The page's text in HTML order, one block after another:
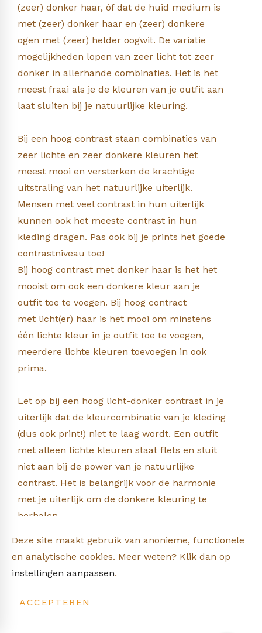
(zeer) donker haar, óf dat de huid medium is
met (zeer) donker haar en (zeer) donkere
ogen met (zeer) helder oogwit. De variatie
mogelijkheden lopen van zeer licht tot zeer
donker in allerhande combinaties. Het is het
meest fraai als je de kleuren van je outfit aan
laat sluiten bij je natuurlijke kleuring.
Bij een hoog contrast staan combinaties van
zeer lichte en zeer donkere kleuren het
meest mooi en versterken de krachtige
uitstraling van het natuurlijke uiterlijk.
Mensen met veel contrast in hun uiterlijk
kunnen ook het meeste contrast in hun
kleding dragen. Pas ook bij je prints het goede
contrastniveau toe!
Bij hoog contrast met donker haar is het het
mooist om ook een donkere kleur aan je
outfit toe te voegen. Bij hoog contract
met licht(er) haar is het mooi om minstens
één lichte kleur in je outfit toe te voegen,
meerdere lichte kleuren toevoegen in ook
prima.
Let op bij een hoog licht-donker contrast in je
uiterlijk dat de kleurcombinatie van je kleding
(dus ook print!) niet te laag wordt. Een outfit
met alleen lichte kleuren staat flets en sluit
niet aan bij de power van je natuurlijke
contrast. Het is belangrijk voor de harmonie
met je uiterlijk om de donkere kleuring te
herhalen.
verschuiven naar een medium (en soms laag)
licht-donker contrast; de kleuren in het
uiterlijk worden bij de meeste mensen met
ouder worden iets lichter en zachter, de
Deze site maakt gebruik van anonieme, functionele
en analytische cookies. Meer weten? Klik dan op
instellingen aanpassen.
ACCEPTEREN